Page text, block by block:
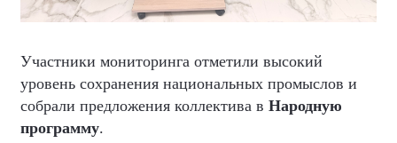
Участники мониторинга отметили высокий
уровень сохранения национальных промыслов и
собрали предложения коллектива в Народную
программу.